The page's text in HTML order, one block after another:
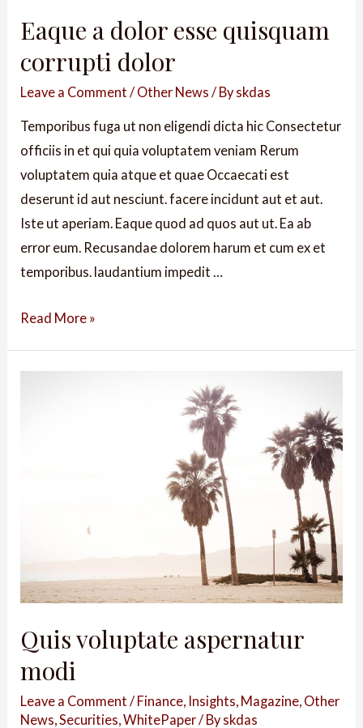
Eaque a dolor esse quisquam
corrupti dolor
Leave a Comment / Other News / By skdas
Temporibus fuga ut non eligendi dicta hic Consectetur
officiis in et qui quia voluptatem veniam Rerum
voluptatem quia atque et quae Occaecati est
deserunt id aut nesciunt. facere incidunt aut et aut.
Iste ut aperiam. Eaque quod ad quos aut ut. Ea ab
error eum. Recusandae dolorem harum et cum ex et
temporibus. laudantium impedit …
Read More »
Quis voluptate aspernatur
modi
Leave a Comment / Finance Insights Magazine Other
News Securities ,WhitePaper / By skdas